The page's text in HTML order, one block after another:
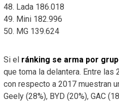
48. Lada 186.018
49. Mini 182.996
50. MG 139.624
Si el ránking se arma por
que toma la delantera. Entre
con respecto a 2017 muestran
Geely (28%), BYD (20%), GAC